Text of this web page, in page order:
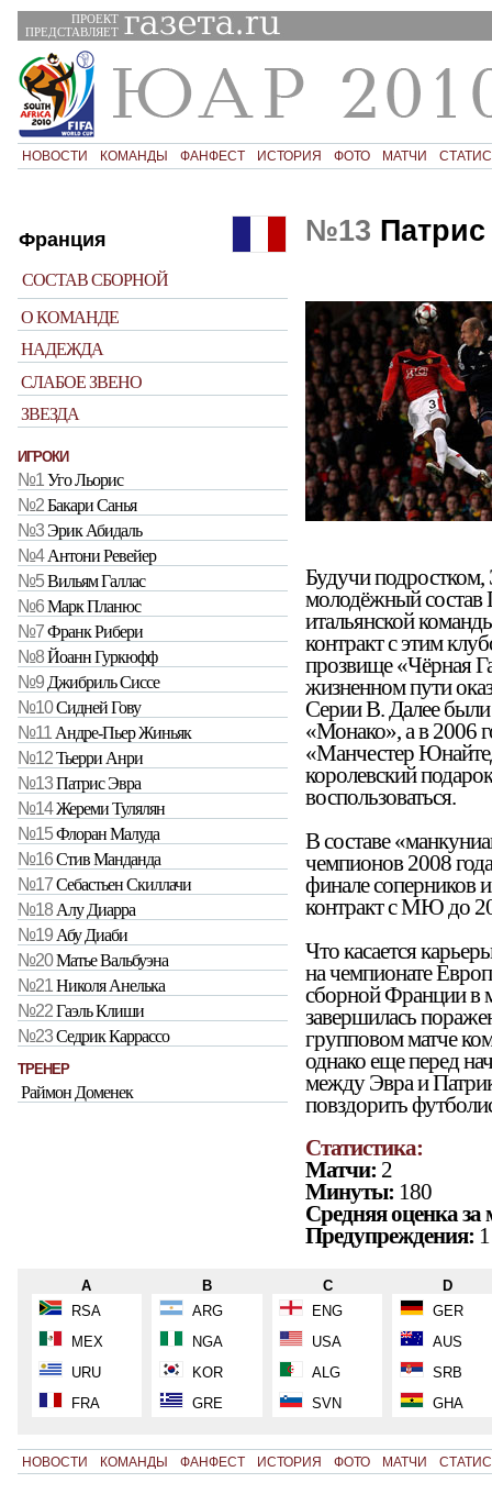
ПРОЕКТ
ПРЕДСТАВЛЯЕТ
НОВОСТИ КОМАНДЫ ФАНФЕСТ ИСТОРИЯ ФОТО МАТЧИ
Франция
СОСТАВ СБОРНОЙ
О КОМАНДЕ
НАДЕЖДА
СЛАБОЕ ЗВЕНО
ЗВЕЗДА
ИГРОКИ
№1Уго Льорис
№2Бакари Санья
№3Эрик Абидаль
№4 Антони Ревейер
№5Вильям Галлас
№6Марк Планюс
№7Франк Рибери
№8Йоанн Гуркюфф
№9 Джибриль Сиссе
№10Сидней Гову
№11 Андре-Пьер Жиньяк
№12Тьерри Анри
№13Патрис Эвра
№14Жереми Тулялян
№15Флоран Малуда
№16Стив Манданда
№17Себастьен Скиллачи
№18 Алу Диарра
№19 Абу Диаби
№20Матье Вальбуэна
№21Николя Анелька
№22Гаэль Клиши
№23Седрик Каррассо
ТРЕНЕР
Раймон Доменек
№13
Будучи подростком,
молодёжный состав
итальянской
контракт с этим
прозвище «Чёрная
жизненном пути
Серии B. Далее
«Монако», а в 2006
«Манчестер
королевский
воспользоваться.
В составе
чемпионов 2008
финале соперников
контракт с МЮ до
Что касается
на чемпионате
сборной Франции в
завершилась
групповом матче
однако еще перед
между Эвра и
повздорить
Статистика:
Матчи: 2
Минуты: 180
Средняя оценка за
Предупреждения: 1
A
RSA
MEX
URU
FRA
B
ARG
NGA
KOR
GRE
C
ENG
USA
ALG
SVN
D
GER
AUS
SRB
GHA
НОВОСТИ КОМАНДЫ ФАНФЕСТ ИСТОРИЯ ФОТО МАТЧИ